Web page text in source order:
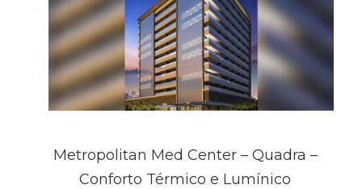
Metropolitan Med Center – Quadra –
Conforto Térmico e Lumínico